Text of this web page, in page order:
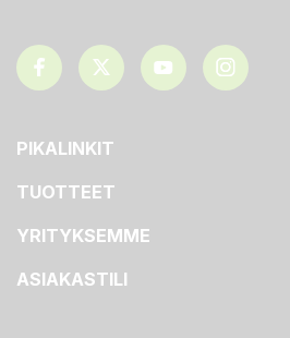
PIKALINKIT
TUOTTEET
YRITYKSEMME
ASIAKASTILI